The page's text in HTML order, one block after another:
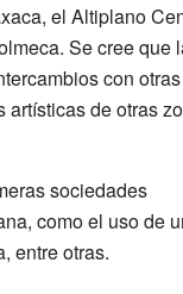
el Altiplano
Se cree que
con otras
de otras
sociedades
como el uso de
entre otras.